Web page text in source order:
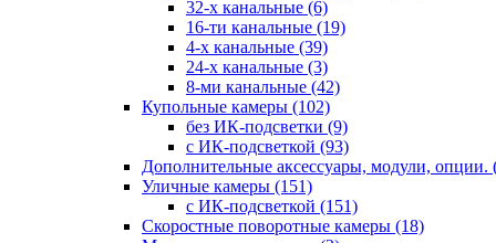
32-х канальные (6)
16-ти канальные (19)
4-х канальные (39)
24-х канальные (3)
8-ми канальные (42)
Купольные камеры (102)
без ИК-подсветки (9)
с ИК-подсветкой (93)
Дополнительные аксессуары, модули, опции.
Уличные камеры (151)
с ИК-подсветкой (151)
Скоростные поворотные камеры (18)